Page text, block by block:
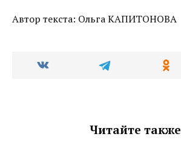
Автор текста: Ольга КАПИТОНОВА
Читайте также